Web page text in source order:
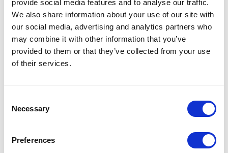
provide social media features and to analyse our traffic.
We also share information about your use of our site with
our social media, advertising and analytics partners who
may combine it with other information that you’ve
provided to them or that they’ve collected from your use
of their services.
Selection
Necessary
Preferences